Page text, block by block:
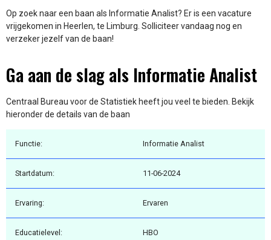
Op zoek naar een baan als Informatie Analist? Er is een vacature
vrijgekomen in Heerlen, te Limburg. Solliciteer vandaag nog en
verzeker jezelf van de baan!
Ga aan de slag als Informatie Analist
Centraal Bureau voor de Statistiek heeft jou veel te bieden. Bekijk
hieronder de details van de baan
Functie: Informatie Analist
Startdatum: 11-06-2024
Ervaring: Ervaren
Educatielevel: HBO